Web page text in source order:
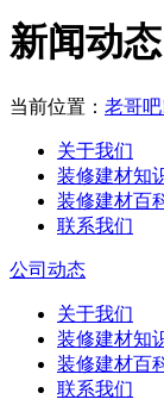
新闻动态
当前位置： 老哥
关于我们
装修建材知
装修建材百
联系我们
公司动态
关于我们
装修建材知
装修建材百
联系我们